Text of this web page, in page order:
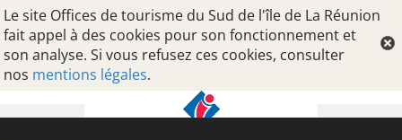
Le site Offices de tourisme du Sud de l'île de La Réunion
fait appel à des cookies pour son fonctionnement et
son analyse. Si vous refusez ces cookies, consulter
nos mentions légales.
Oops, an error occurred! Code: 20260806213147a9fd73c0